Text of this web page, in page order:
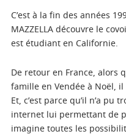
C’est à la fin des années
MAZZELLA découvre le
est étudiant en Californie.
De retour en France, alors
famille en Vendée à Noël,
Et, c’est parce qu’il n’a
internet lui permettant de
imagine toutes les